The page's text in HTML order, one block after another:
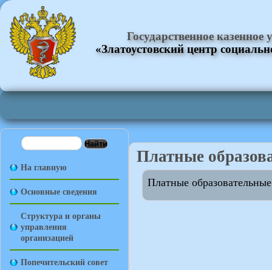
Государственное
«Златоустовский центр
На главную
Основные сведения
Структура и органы
управления
организацией
Попечительский совет
Платные
Платные